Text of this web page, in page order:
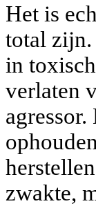
Het is
total zijn.
in
verlaten
zwakte,